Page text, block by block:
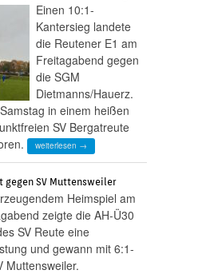
Einen 10:1-
Kantersieg landete
die Reutener E1 am
Freitagabend gegen
die SGM
Dietmanns/Hauerz.
in einem heißen
SV Bergatreute
weiterlesen →
gegen SV Muttensweiler
Heimspiel am
zeigte die AH-Ü30
SV Reute eine
und gewann mit 6:1-
Muttensweiler.